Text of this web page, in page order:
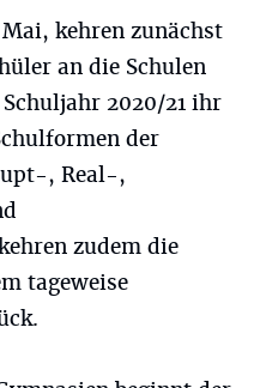
kehren zunächst
an die Schulen
2020/21 ihr
der
, Real-,
zudem die
tageweise